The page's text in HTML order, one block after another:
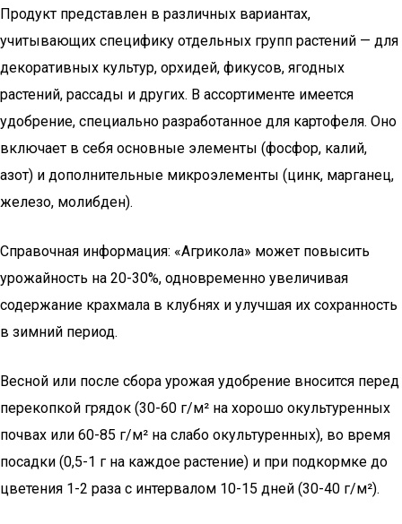
Продукт представлен в различных вариантах,
учитывающих специфику отдельных групп растений — для
декоративных культур, орхидей, фикусов, ягодных
растений, рассады и других. В ассортименте имеется
удобрение, специально разработанное для картофеля. Оно
включает в себя основные элементы (фосфор, калий,
азот) и дополнительные микроэлементы (цинк, марганец,
железо, молибден).
Справочная информация: «Агрикола» может повысить
урожайность на 20-30%, одновременно увеличивая
содержание крахмала в клубнях и улучшая их сохранность
в зимний период.
Весной или после сбора урожая удобрение вносится перед
перекопкой грядок (30-60 г/м² на хорошо окультуренных
почвах или 60-85 г/м² на слабо окультуренных), во время
посадки (0,5-1 г на каждое растение) и при подкормке до
цветения 1-2 раза с интервалом 10-15 дней (30-40 г/м²).